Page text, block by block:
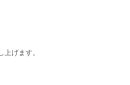
上げます。